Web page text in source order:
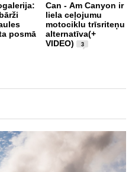
posmā
Can - Am Canyon ir
liela ceļojumu
motociklu trīsriteņu
alternatīva(+
VIDEO)
3